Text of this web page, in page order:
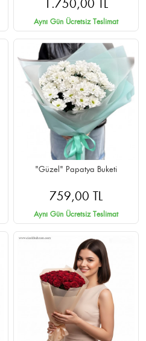
1.750,00 TL
Aynı Gün Ücretsiz Teslimat
"Güzel" Papatya Buketi
759,00 TL
Aynı Gün Ücretsiz Teslimat